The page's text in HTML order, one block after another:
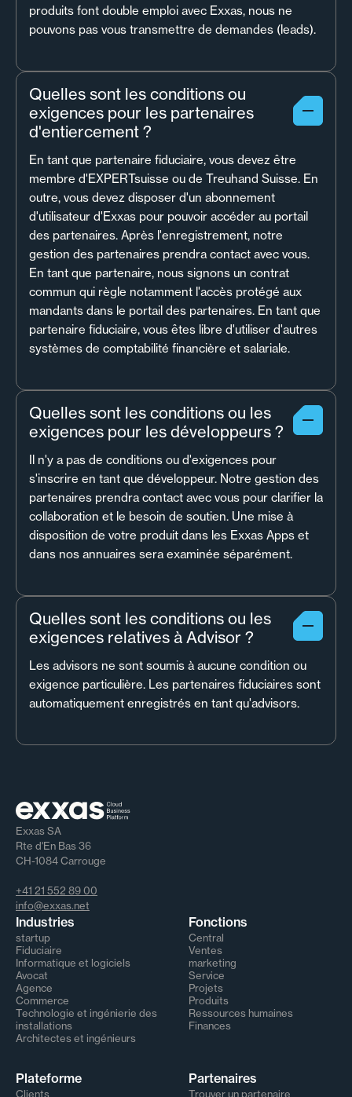
produits font double emploi avec Exxas, nous ne
pouvons pas vous transmettre de demandes (leads).
Quelles sont les conditions ou
exigences pour les partenaires
d'entiercement ?
En tant que partenaire fiduciaire, vous devez être
membre d'EXPERTsuisse ou de Treuhand Suisse. En
outre, vous devez disposer d'un abonnement
d'utilisateur d'Exxas pour pouvoir accéder au portail
des partenaires. Après l'enregistrement, notre
gestion des partenaires prendra contact avec vous.
En tant que partenaire, nous signons un contrat
commun qui règle notamment l'accès protégé aux
mandants dans le portail des partenaires. En tant que
partenaire fiduciaire, vous êtes libre d'utiliser d'autres
systèmes de comptabilité financière et salariale.
Quelles sont les conditions ou les
exigences pour les développeurs ?
Il n'y a pas de conditions ou d'exigences pour
s'inscrire en tant que développeur. Notre gestion des
partenaires prendra contact avec vous pour clarifier la
collaboration et le besoin de soutien. Une mise à
disposition de votre produit dans les Exxas Apps et
dans nos annuaires sera examinée séparément.
Quelles sont les conditions ou les
exigences relatives à Advisor ?
Les advisors ne sont soumis à aucune condition ou
exigence particulière. Les partenaires fiduciaires sont
automatiquement enregistrés en tant qu'advisors.
Exxas SA
Rte d'En Bas 36
CH-1084 Carrouge
+41 21 552 89 00
info@exxas.net
Industries
startup
Fiduciaire
Informatique et logiciels
Avocat
Agence
Commerce
Technologie et ingénierie des
installations
Architectes et ingénieurs
Fonctions
Central
Ventes
marketing
Service
Projets
Produits
Ressources humaines
Finances
Plateforme
Clients
Partenaires
Trouver un partenaire